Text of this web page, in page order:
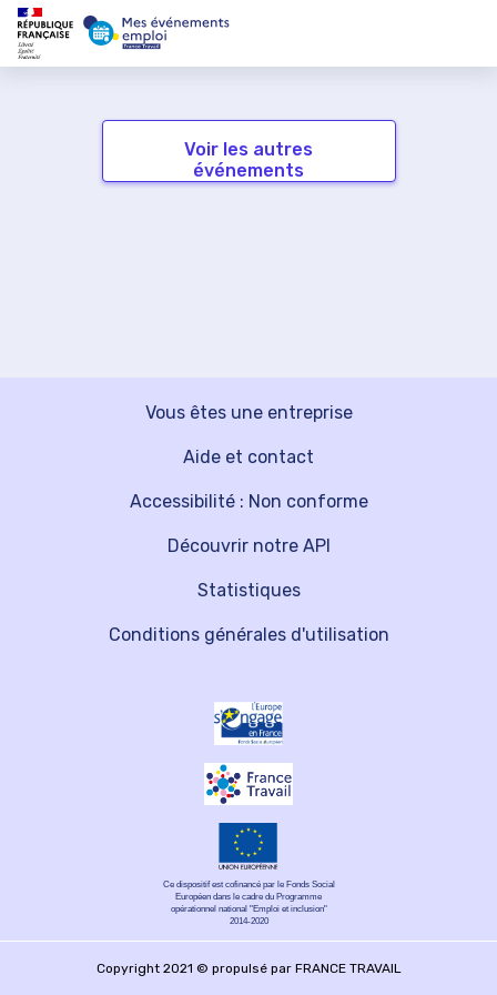
Voir les autres
événements
Vous êtes une entreprise
Découvrir notre API
Aide et contact
Statistiques
Accessibilité : Non conforme
Conditions générales d'utilisation
Ce dispositif est cofinancé par le Fonds Social
Européen dans le cadre du Programme
opérationnel national "Emploi et inclusion"
2014-2020
Copyright 2021 © propulsé par FRANCE TRAVAIL